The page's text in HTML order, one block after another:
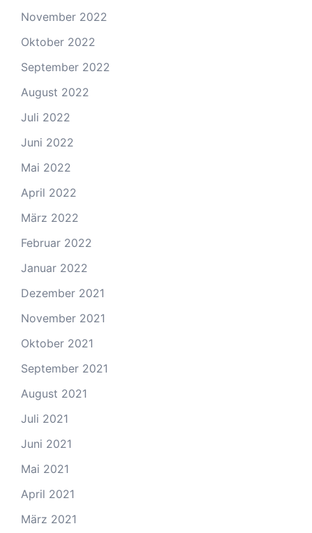
November 2022
Oktober 2022
September 2022
August 2022
Juli 2022
Juni 2022
Mai 2022
April 2022
März 2022
Februar 2022
Januar 2022
Dezember 2021
November 2021
Oktober 2021
September 2021
August 2021
Juli 2021
Juni 2021
Mai 2021
April 2021
März 2021